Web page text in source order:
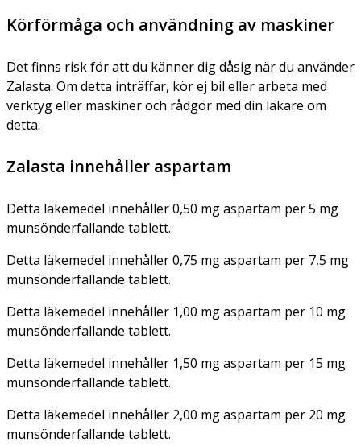
Körförmåga och användning av maskiner
Det finns risk för att du känner dig dåsig när du använder
Zalasta. Om detta inträffar, kör ej bil eller arbeta med
verktyg eller maskiner och rådgör med din läkare om
detta.
Zalasta innehåller aspartam
Detta läkemedel innehåller 0,50 mg aspartam per 5 mg
munsönderfallande tablett.
Detta läkemedel innehåller 0,75 mg aspartam per 7,5 mg
munsönderfallande tablett.
Detta läkemedel innehåller 1,00 mg aspartam per 10 mg
munsönderfallande tablett.
Detta läkemedel innehåller 1,50 mg aspartam per 15 mg
munsönderfallande tablett.
Detta läkemedel innehåller 2,00 mg aspartam per 20 mg
munsönderfallande tablett.